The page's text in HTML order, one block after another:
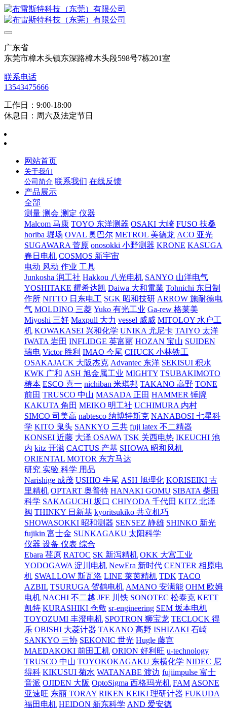
广东省
东莞市樟木头镇东深路樟木头段598号7栋201室
联系电话
13543475666
工作日：9:00-18:00
休息日：周六及法定节日
网站首页
关于我们
公司简介 联系我们 在线反馈
产品展示
全部
测量 测会 测定 仪器
Malcom 马康 TOYO 东洋测器 OSAKI 大崎 FUSO 扶桑
horiba 堀场 OVAL 奥巴尔 METROL 美德龙 ACO 亚光
SUGAWARA 菅原 onosokki 小野测器 KRONE KASUGA
春日电机 COSMOS 新宇宙
电动 风动 作业 工具
Junkosha 润工社 Hakkou 八光电机 SANYO 山洋电气
YOSHITAKE 耀希达凯 Daiwa 大和電業 Tohnichi 东日制
作所 NITTO 日东电工 SGK 昭和技研 ARROW 施耐德电
气 MOLDINO 三菱 Yuko 有光工业 Ga-rew 格莱美
Miyoshi 三好 Maxpull 大力 vessel 威威 MITOLOY 水户工
机 KOWAKASEI 兴和化学 UNIKA 尤尼卡 TAIYO 太洋
IWATA 岩田 INFLIDGE 英富丽 HOZAN 宝山 SUIDEN
瑞电 Victor 胜利 IMAO 今尾 CHUCK 小林铁工
OSAKAJACK 大阪杰克 Advantec 东洋 SEKISUI 积水
KWK 广和 ASH 旭金属工业 MIGHTY TSUBAKIMOTO
椿本 ESCO 喜一 nichiban 米琪邦 TAKANO 高野 TONE
前田 TRUSCO 中山 MASADA 正田 HAMMER 锤牌
KAKUTA 角田 MEIKO 明工社 UCHIMURA 内村
SIMCO 司美高 nabtesco 纳博特斯克 NANABOSI 七星科
学 KITO 鬼头 SANKYO 三共 fuji latex 不二精器
KONSEI 近藤 大泽 OSAWA TSK 关西电热 IKEUCHI 池
内 kitz 开滋 CACTUS 产基 SHOWA 昭和风机
ORIENTAL MOTOR 东方马达
研究 实验 科学 用品
Narishige 成茂 USHIO 牛尾 ASH 旭理化 KORISEIKI 古
里精机 OPTART 奥普特 HANAKI GOMU SIBATA 柴田
科学 SAKAGUCHI 坂口 CHIYODA 千代田 KITZ 北泽
阀 THINKY 日新基 kyoritsukiko 共立机巧
SHOWASOKKI 昭和测器 SENSEZ 静雄 SHINKO 新光
fujikin 富士金 SUNKAGAKU 太阳科学
仪器 设备 仪表 综合
Ebara 荏原 RATOC SK 新泻精机 OKK 大宫工业
YODOGAWA 淀川电机 NewEra 新时代 CENTER 相原电
机 SWALLOW 斯瓦洛 LINE 莱茵精机 TDK TACO
AZBIL TSURUGA 贺鹤电机 AMANO 安满能 OHM 欧姆
电机 NACHI 不二越 JFE 川铁 SONOTEC 松泰克 KETT
凯特 KURASHIKI 仓敷 sr-engineering SEM 坂本电机
TOYOZUMI 丰澄电机 SPOTRON 狮宝龙 TECLOCK 得
乐 OBISHI 大菱计器 TAKANO 高野 ISHIZAKI 石崎
SANKYO 三协 SEKONIC 世光 Hugle 藤宫
MAEDAKOKI 前田工机 ORION 好利旺 u-technology
TRUSCO 中山 TOYOKOKAGAKU 东横化学 NIDEC 尼
得科 KIKUSUI 菊水 WATANABE 渡边 fujiimpulse 富士
音派 OJIDEN 大阪 OptoSigma 西格玛光机 FAM ASONE
亚速旺 东丽 TORAY RIKEN KEIKI 理研计器 FUKUDA
福田电机 HEIDON 新东科学 AND 爱安德